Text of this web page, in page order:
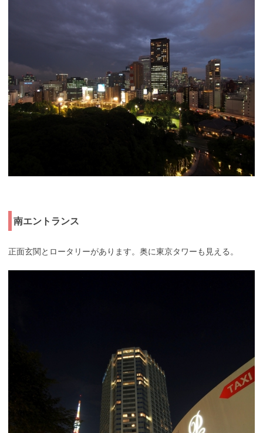
南エントランス
正面玄関とロータリーがあります。奥に東京タワーも見える。